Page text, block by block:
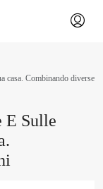
casa. Combinando diverse
E Sulle